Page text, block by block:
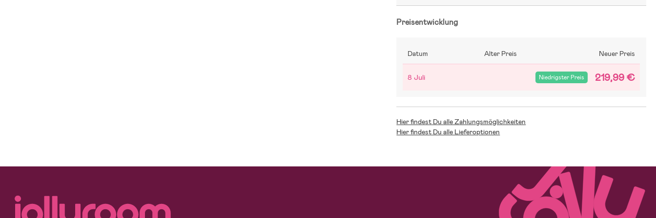
Preisentwicklung
Datum Alter Preis Neuer Preis
8 Juli Niedrigster Preis 219,99 €
Hier findest Du alle Zahlungsmöglichkeiten
Hier findest Du alle Lieferoptionen